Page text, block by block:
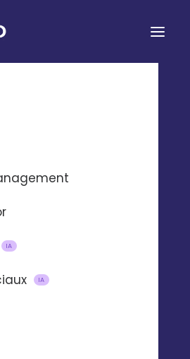
IA
IA